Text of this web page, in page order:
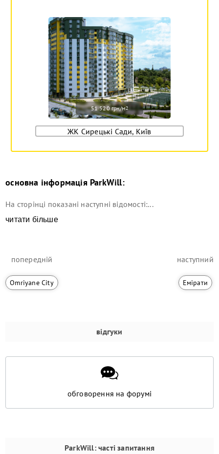
51 520 грн/м2
ЖК Сирецькі Сади, Київ
основна інформаціяParkWill:
На сторінці показані наступні відомості:...
читати більше
попередній
Omriyane City
наступний
Емірати
відгуки
обговорення на форумі
ParkWill: часті запитання